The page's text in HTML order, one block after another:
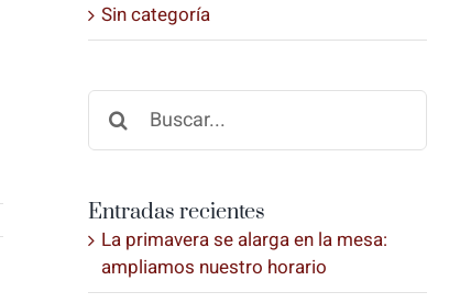
Sin categoría
Buscar:
Entradas recientes
La primavera se alarga en la mesa:
ampliamos nuestro horario